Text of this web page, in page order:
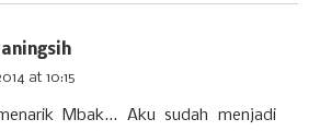
at 10:15
Mbak... Aku sudah menjadi